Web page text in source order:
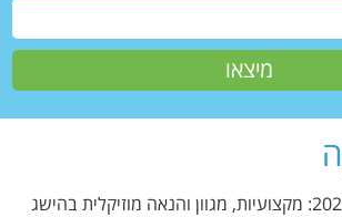
שנת תשפ"ז 2026-2027: מקצועיות, מגוון והנאה מוזיקלית בהישג